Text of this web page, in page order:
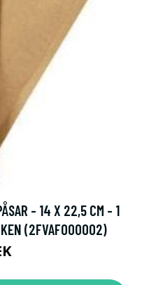
- 14 X 22,5 CM - 1
(2FVAF000002)